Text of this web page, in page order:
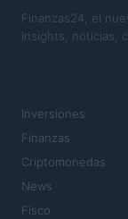
Finanzas24, el
Insights, noticias,
Inversiones
Finanzas
Criptomonedas
News
Fisco